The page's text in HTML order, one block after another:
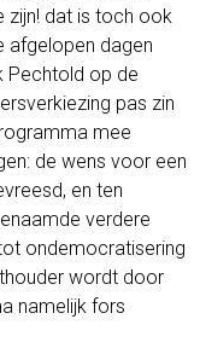
zijn! dat is toch ook
afgelopen dagen
Pechtold op de
pas zin
mee
de wens voor een
en ten
verdere
ondemocratisering
wordt door
namelijk fors